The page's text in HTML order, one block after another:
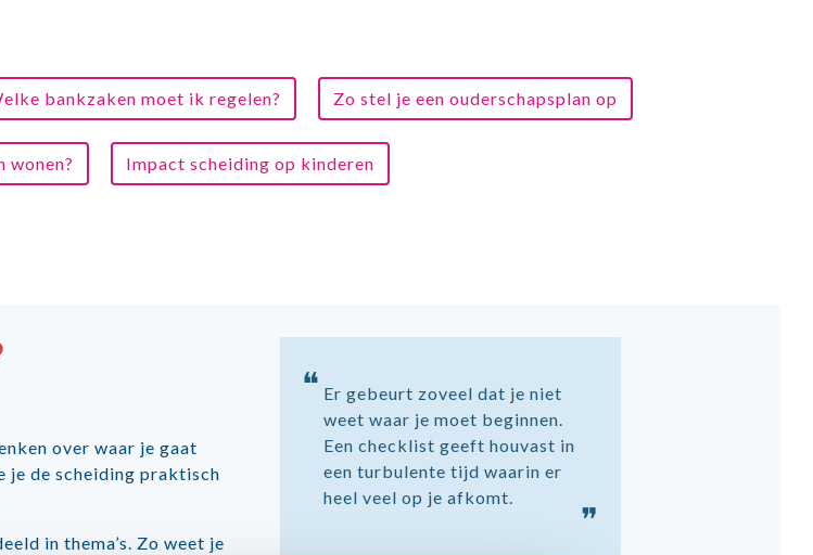
bankzaken moet ik regelen? Zo stel je een ouderschapsplan op
wonen? Impact scheiding op kinderen
over waar je gaat
je de scheiding praktisch
in thema’s. Zo weet je
❝ Er gebeurt zoveel dat je niet
weet waar je moet beginnen.
Een checklist geeft houvast in
een turbulente tijd waarin er
heel veel op je afkomt.
❞